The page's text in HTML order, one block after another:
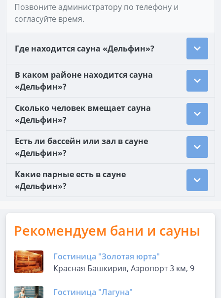
Позвоните администратору по телефону и
согласуйте время.
Где находится сауна «Дельфин»?
В каком районе находится сауна
«Дельфин»?
Сколько человек вмещает сауна
«Дельфин»?
Есть ли бассейн или зал в сауне
«Дельфин»?
Какие парные есть в сауне
«Дельфин»?
Рекомендуем бани и сауны
Гостиница "Золотая юрта"
Красная Башкирия, Аэропорт 3 км, 9
Гостиница "Лагуна"